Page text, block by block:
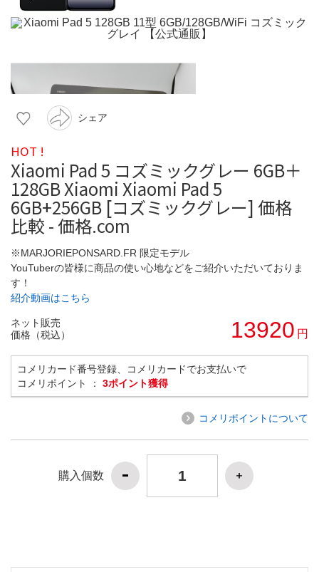
シェア
HOT !
Xiaomi Pad 5 コズミックグレー 6GB＋
128GB Xiaomi Xiaomi Pad 5
6GB+256GB [コズミックグレー] 価格
比較 - 価格.com
※MARJORIEPONSARD.FR 限定モデル
YouTuberの皆様に商品の使い心地などをご紹介いただいておりま
す！
紹介動画はこちら
ネット販売
価格（税込）
13920 円
コメリカード番号登録、コメリカードでお支払いで
コメリポイント ： 3ポイント獲得
コメリポイントについて
購入個数